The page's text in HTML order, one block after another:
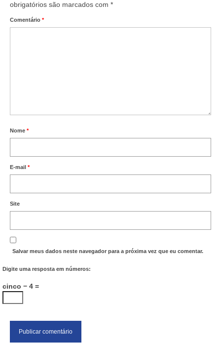
obrigatórios são marcados com *
Comentário *
Nome *
E-mail *
Site
Salvar meus dados neste navegador para a próxima vez que eu comentar.
Digite uma resposta em números:
cinco − 4 =